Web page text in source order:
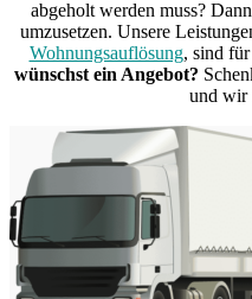
abgeholt werden muss?
umzusetzen. Unsere
Wohnungsauflösung, sind für
wünschst ein Angebot?
und wir